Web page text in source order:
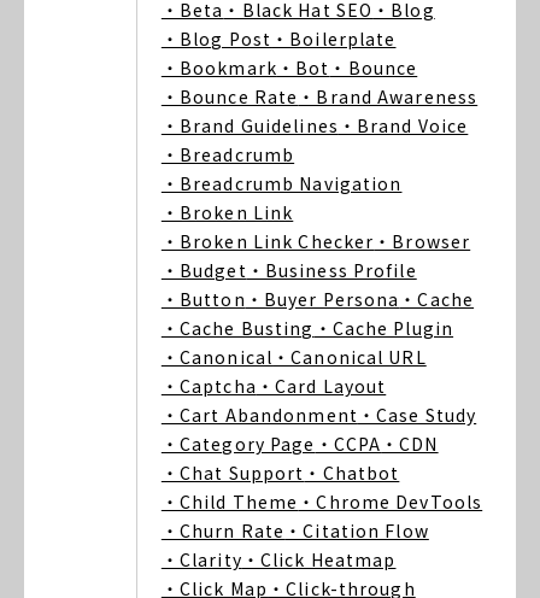
・Beta ・Black Hat SEO ・Blog
・Blog Post ・Boilerplate
・Bookmark ・Bot ・Bounce
・Bounce Rate ・Brand Awareness
・Brand Guidelines ・Brand Voice
・Breadcrumb
・Breadcrumb Navigation
・Broken Link
・Broken Link Checker ・Browser
・Budget ・Business Profile
・Button ・Buyer Persona ・Cache
・Cache Busting ・Cache Plugin
・Canonical ・Canonical URL
・Captcha ・Card Layout
・Cart Abandonment ・Case Study
・Category Page ・CCPA ・CDN
・Chat Support ・Chatbot
・Child Theme ・Chrome DevTools
・Churn Rate ・Citation Flow
・Clarity ・Click Heatmap
・Click Map ・Click-through